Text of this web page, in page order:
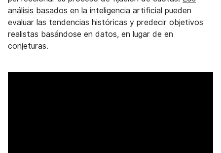
análisis basados en la inteligencia artificial pueden
evaluar las tendencias históricas y predecir objetivos
realistas basándose en datos, en lugar de en
conjeturas.